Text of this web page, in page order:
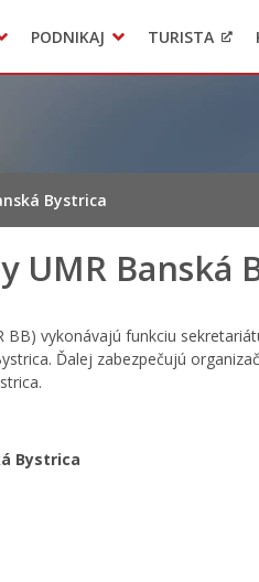
3D
PODNIKAJ TURISTA
Bystrica
Banská
vykonávajú funkciu
Ďalej zabezpečujú
Bystrica